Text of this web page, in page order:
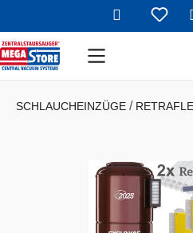
Zum Hauptinhalt springen
SCHLAUCHEINZÜGE
Bildergalerie überspringen